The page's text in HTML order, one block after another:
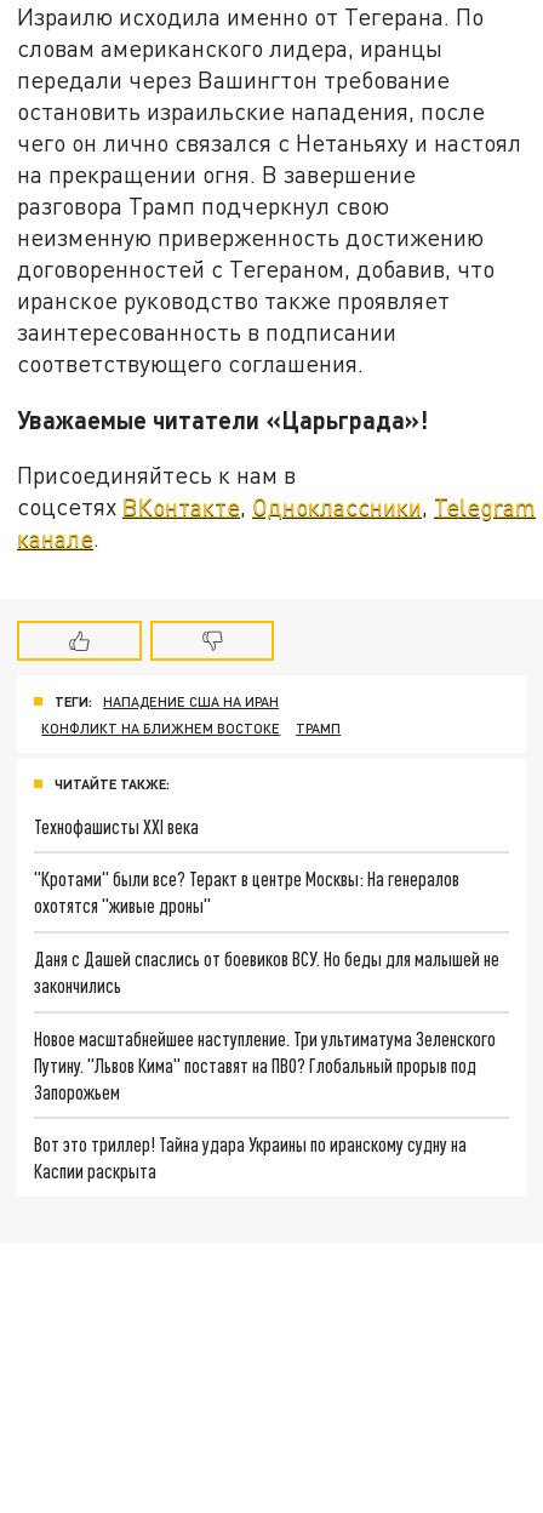
Израилю исходила именно от Тегерана. По
словам американского лидера, иранцы
передали через Вашингтон требование
остановить израильские нападения, после
чего он лично связался с Нетаньяху и настоял
на прекращении огня. В завершение
разговора Трамп подчеркнул свою
неизменную приверженность достижению
договоренностей с Тегераном, добавив, что
иранское руководство также проявляет
заинтересованность в подписании
соответствующего соглашения.
Уважаемые читатели «Царьграда»!
Присоединяйтесь к нам в
соцсетях ВКонтакте, Одноклассники, Telegram
канале.
ТЕГИ:
НАПАДЕНИЕ США НА ИРАН
КОНФЛИКТ НА БЛИЖНЕМ ВОСТОКЕ
ТРАМП
ЧИТАЙТЕ ТАКЖЕ:
Технофашисты XXI века
"Кротами" были все? Теракт в центре Москвы: На генералов
охотятся "живые дроны"
Даня с Дашей спаслись от боевиков ВСУ. Но беды для малышей не
закончились
Новое масштабнейшее наступление. Три ультиматума Зеленского
Путину. "Львов Кима" поставят на ПВО? Глобальный прорыв под
Запорожьем
Вот это триллер! Тайна удара Украины по иранскому судну на
Каспии раскрыта